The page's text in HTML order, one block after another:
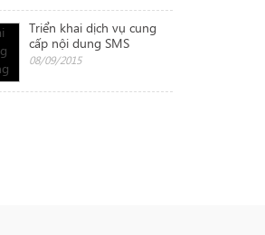
Triển khai dịch vụ cung
cấp nội dung SMS
08/09/2015